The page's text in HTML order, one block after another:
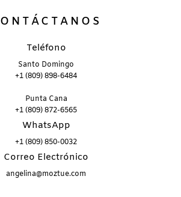
Teléfono
Santo Domingo
+1 (809) 898-6484
Punta Cana
+1 (809) 872-6565
WhatsApp
+1 (809) 850-0032
Correo Electrónico
angelina@moztue.com